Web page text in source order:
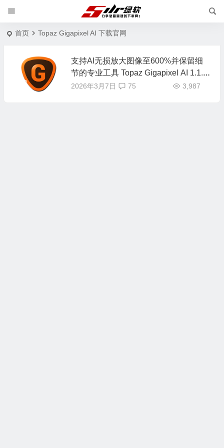
首页 Topaz Gigapixel AI 下载官网
支持AI无损放大图像至600%并保留细
节的专业工具 Topaz Gigapixel AI 1.1.3
英文版
2026年3月7日 3,987
75